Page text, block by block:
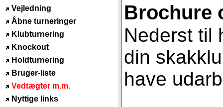
Vejledning
Åbne turneringer
Klubturnering
Knockout
Holdturnering
Bruger-liste
Vedtægter m.m.
Nyttige links
Brochure
Nederst til
din
have